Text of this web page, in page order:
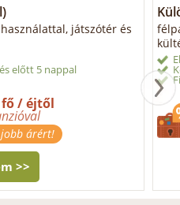
játszótér és
előtt 5 nappal
fő / éjtől
jobb árért!
>>